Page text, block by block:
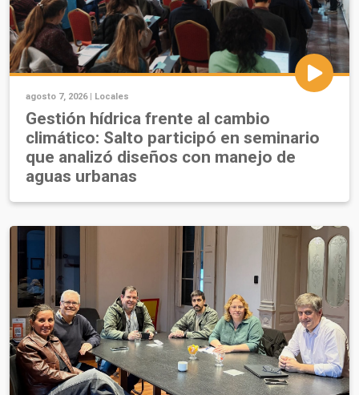
agosto 7, 2026 | Locales
Gestión hídrica frente al cambio
climático: Salto participó en seminario
que analizó diseños con manejo de
aguas urbanas